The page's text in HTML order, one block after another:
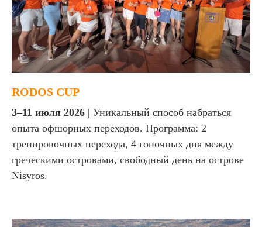
RODOS CUP
3–11 июля 2026 | Уникальный способ набраться
опыта офшорных переходов. Программа: 2
тренировочных перехода, 4 гоночных дня между
греческими островами, свободный день на острове
Nisyros.